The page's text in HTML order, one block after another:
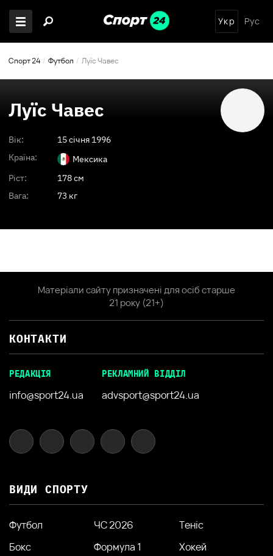
Укр Рус
Спорт 24 Футбол Луїс Чавес
Луїс Чавес
Вік:
15 січня 1996
Країна:
Мексика
Ріст:
178 см
Вага:
73 кг
Матеріали сайту призначені для осіб старше
21 року (21+)
КОНТАКТИ
РЕДАКЦІЯ
info@sport24.ua
РЕКЛАМНИЙ ВІДДІЛ
advsport@sport24.ua
ВИДИ СПОРТУ
Футбол ЧС 2026
Теніс
Бокс
Формула 1
Хокей